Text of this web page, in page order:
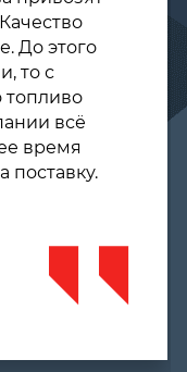
этого
с
всё
время